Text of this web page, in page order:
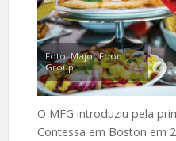
Foto: Major Food
Group
O MFG introduziu pela
Contessa em Boston em